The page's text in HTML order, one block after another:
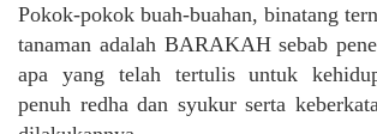
Pokok-pokok buah-buahan, binatang
tanaman adalah BARAKAH sebab
apa yang telah tertulis untuk
penuh redha dan syukur serta